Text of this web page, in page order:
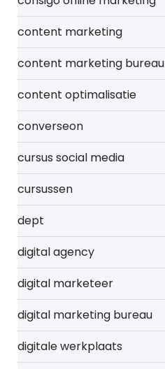
content marketing
content marketing bureau
content optimalisatie
converseon
cursus social media
cursussen
dept
digital agency
digital marketeer
digital marketing bureau
digitale werkplaats